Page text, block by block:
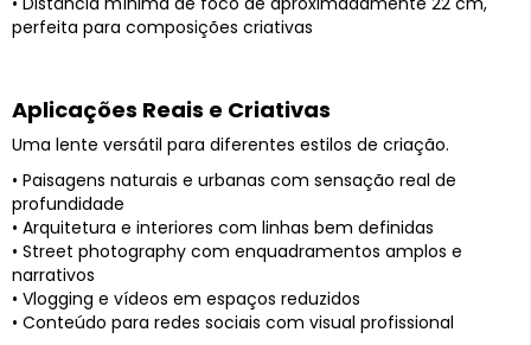
perfeita para composições criativas
Aplicações Reais e Criativas
Uma lente versátil para diferentes estilos de criação.
• Paisagens naturais e urbanas com sensação real de
profundidade
• Arquitetura e interiores com linhas bem definidas
• Street photography com enquadramentos amplos e
narrativos
• Vlogging e vídeos em espaços reduzidos
• Conteúdo para redes sociais com visual profissional